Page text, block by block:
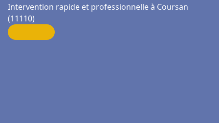
Intervention rapide et professionnelle à Coursan
(11110)